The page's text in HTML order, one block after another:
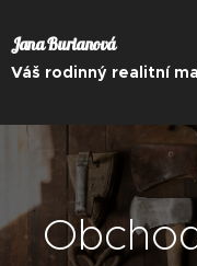
Jana Burianová
Váš rodinný realitní